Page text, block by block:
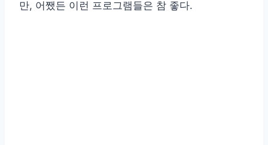
만, 어쨌든 이런 프로그램들은 참 좋다.